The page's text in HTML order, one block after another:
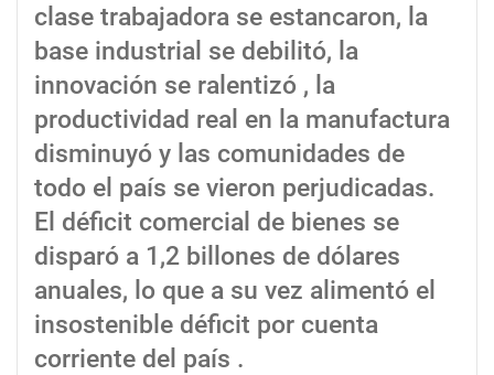
clase trabajadora se estancaron, la
base industrial se debilitó, la
innovación se ralentizó , la
productividad real en la manufactura
disminuyó y las comunidades de
todo el país se vieron perjudicadas.
El déficit comercial de bienes se
disparó a 1,2 billones de dólares
anuales, lo que a su vez alimentó el
insostenible déficit por cuenta
corriente del país .